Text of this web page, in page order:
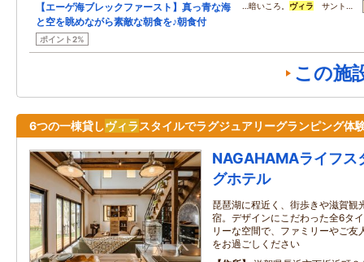
【エーゲ海ブレックファースト】真っ青な海
と空を眺めながら素敵な朝食を♪朝食付
ポイント2%
…暗いころ。 ヴィラ サント…
この施
6つの一棟貸しヴィラ スタイルでラグジュアリーグランピング体
NAGAHAMAライフス
グホテル
琵琶湖に程近く、街歩きや滋賀観
宿。デザインにこだわった全6タ
リーな空間で、ファミリーやご友
をお過ごしください